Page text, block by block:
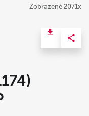
Zobrazené 2071x